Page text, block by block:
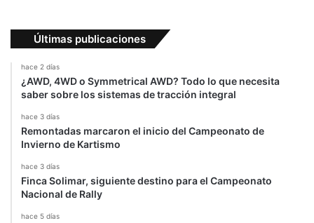
Últimas publicaciones
hace 2 días
¿AWD, 4WD o Symmetrical AWD? Todo lo que necesita
saber sobre los sistemas de tracción integral
hace 3 días
Remontadas marcaron el inicio del Campeonato de
Invierno de Kartismo
hace 3 días
Finca Solimar, siguiente destino para el Campeonato
Nacional de Rally
hace 5 días